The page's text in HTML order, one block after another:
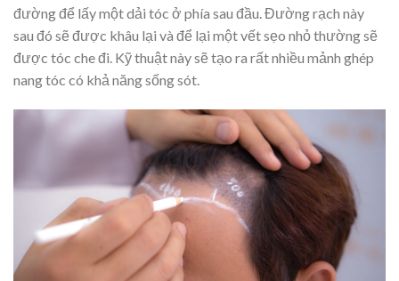
đường để lấy một dải tóc ở phía sau đầu. Đường rạch này
sau đó sẽ được khâu lại và để lại một vết sẹo nhỏ thường sẽ
được tóc che đi. Kỹ thuật này sẽ tạo ra rất nhiều mảnh ghép
nang tóc có khả năng sống sót.